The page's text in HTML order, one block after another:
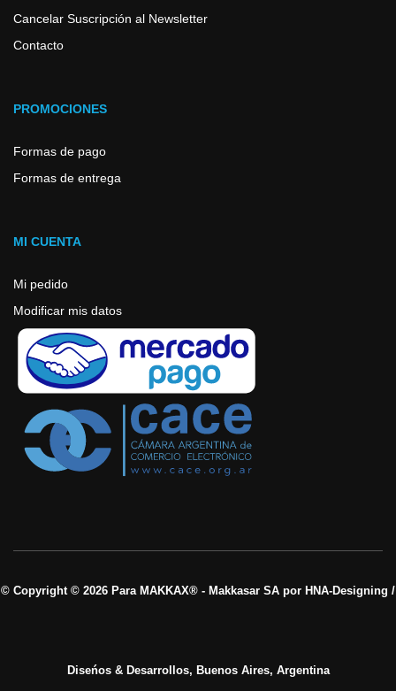
Cancelar Suscripción al Newsletter
Contacto
PROMOCIONES
Formas de pago
Formas de entrega
MI CUENTA
Mi pedido
Modificar mis datos
© Copyright © 2026 Para MAKKAX® - Makkasar SA por HNA-Designing /
Diseńos & Desarrollos, Buenos Aires, Argentina